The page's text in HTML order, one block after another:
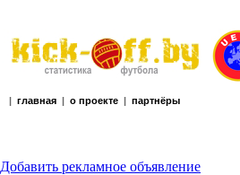
| главная | о проекте | партнёры
Добавить рекламное объявление